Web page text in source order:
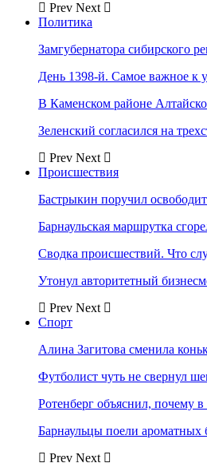
Prev Next
Политика
Замгубернатора сибирского
День 1398-й. Самое важное к
В Каменском районе
Зеленский согласился на
Prev Next
Происшествия
Бастрыкин поручил
Барнаульская маршрутка
Сводка происшествий. Что
Утонул авторитетный
Prev Next
Спорт
Алина Загитова сменила
Футболист чуть не свернул
Ротенберг объяснил, почему
Барнаульцы поели ароматных
Prev Next